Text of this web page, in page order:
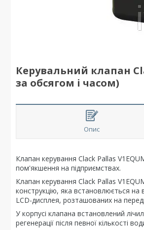
Керувальний клапан
за обсягом і часом)
Опис
Клапан керування Clack Pallas
пом'якшення на підприємствах.
Клапан керування Clack Pallas
конструкцію, яка встановлюється на
LCD-дисплея, розташованих на
У корпусі клапана встановлений
регенерації після певної кількості